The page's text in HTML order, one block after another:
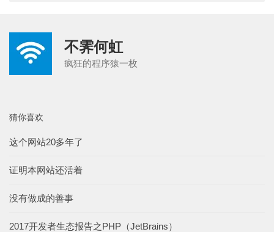
不霁何虹
疯狂的程序猿一枚
猜你喜欢
这个网站20多年了
证明本网站还活着
没有做成的善事
2017开发者生态报告之PHP（JetBrains）